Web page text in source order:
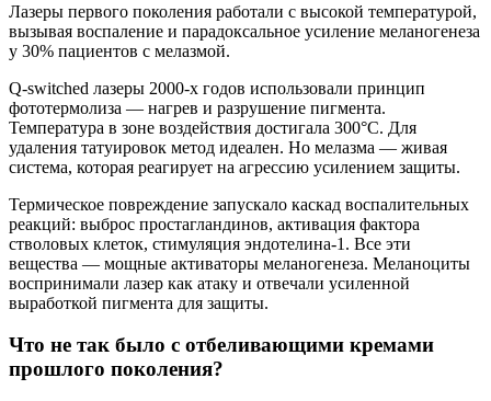
Лазеры первого поколения работали с высокой температурой,
вызывая воспаление и парадоксальное усиление меланогенеза
у 30% пациентов с мелазмой.
Q-switched лазеры 2000-х годов использовали принцип
фототермолиза — нагрев и разрушение пигмента.
Температура в зоне воздействия достигала 300°C. Для
удаления татуировок метод идеален. Но мелазма — живая
система, которая реагирует на агрессию усилением защиты.
Термическое повреждение запускало каскад воспалительных
реакций: выброс простагландинов, активация фактора
стволовых клеток, стимуляция эндотелина-1. Все эти
вещества — мощные активаторы меланогенеза. Меланоциты
воспринимали лазер как атаку и отвечали усиленной
выработкой пигмента для защиты.
Что не так было с отбеливающими кремами
прошлого поколения?